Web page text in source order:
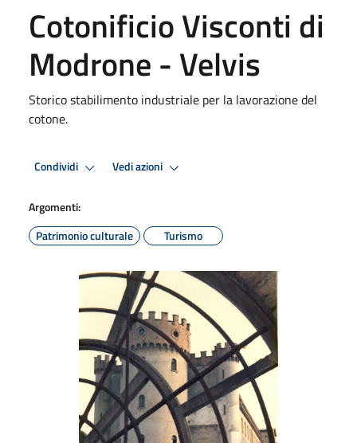
Cotonificio Visconti di
Modrone - Velvis
Storico stabilimento industriale per la lavorazione del
cotone.
Condividi Vedi azioni
Argomenti:
Patrimonio culturale
Turismo